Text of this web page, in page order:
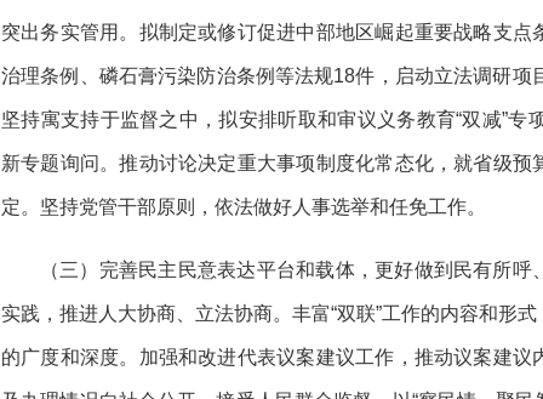
突出务实管用。拟制定或修订促进中部地区崛起重要战略支
治理条例、磷石膏污染防治条例等法规18件，启动立法调研
坚持寓支持于监督之中，拟安排听取和审议义务教育“双减”
新专题询问。推动讨论决定重大事项制度化常态化，就省级
定。坚持党管干部原则，依法做好人事选举和任免工作。
（三）完善民主民意表达平台和载体，更好做到民有所
实践，推进人大协商、立法协商。丰富“双联”工作的内容和形
的广度和深度。加强和改进代表议案建议工作，推动议案建